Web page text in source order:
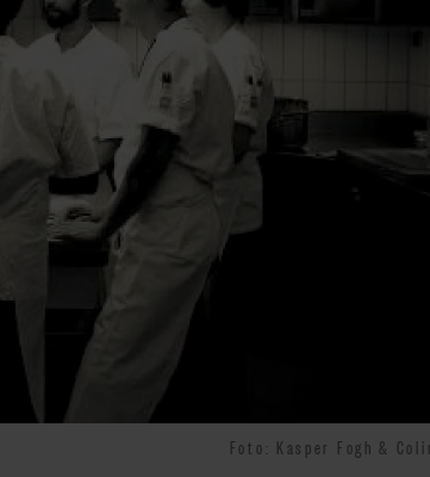
Foto: Kasper Fogh &